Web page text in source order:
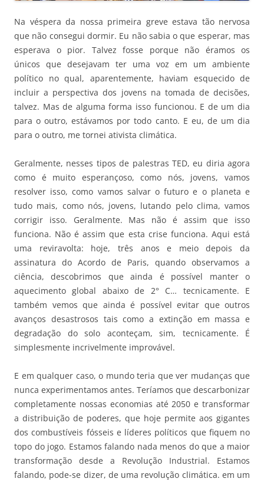
Na véspera da nossa primeira greve estava tão nervosa
que não consegui dormir. Eu não sabia o que esperar, mas
esperava o pior. Talvez fosse porque não éramos os
únicos que desejavam ter uma voz em um ambiente
político no qual, aparentemente, haviam esquecido de
incluir a perspectiva dos jovens na tomada de decisões,
talvez. Mas de alguma forma isso funcionou. E de um dia
para o outro, estávamos por todo canto. E eu, de um dia
para o outro, me tornei ativista climática.
Geralmente, nesses tipos de palestras TED, eu diria agora
como é muito esperançoso, como nós, jovens, vamos
resolver isso, como vamos salvar o futuro e o planeta e
tudo mais, como nós, jovens, lutando pelo clima, vamos
corrigir isso. Geralmente. Mas não é assim que isso
funciona. Não é assim que esta crise funciona. Aqui está
uma reviravolta: hoje, três anos e meio depois da
assinatura do Acordo de Paris, quando observamos a
ciência, descobrimos que ainda é possível manter o
aquecimento global abaixo de 2° C… tecnicamente. E
também vemos que ainda é possível evitar que outros
avanços desastrosos tais como a extinção em massa e
degradação do solo aconteçam, sim, tecnicamente. É
simplesmente incrivelmente improvável.
E em qualquer caso, o mundo teria que ver mudanças que
nunca experimentamos antes. Teríamos que descarbonizar
completamente nossas economias até 2050 e transformar
a distribuição de poderes, que hoje permite aos gigantes
dos combustíveis fósseis e líderes políticos que fiquem no
topo do jogo. Estamos falando nada menos do que a maior
transformação desde a Revolução Industrial. Estamos
falando, pode-se dizer, de uma revolução climática. em um